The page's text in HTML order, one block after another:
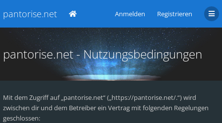
pantorise.net Anmelden Registrieren
pantorise.net - Nutzungsbedingungen
Mit dem Zugriff auf „pantorise.net“ („https://pantorise.net/.“) wird
zwischen dir und dem Betreiber ein Vertrag mit folgenden Regelungen
geschlossen: